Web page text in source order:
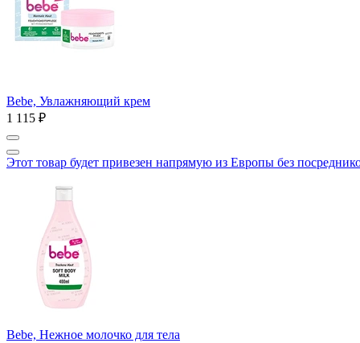
Bebe, Увлажняющий крем
1 115 ₽
Этот товар будет привезен напрямую из Европы без
Bebe, Нежное молочко для тела